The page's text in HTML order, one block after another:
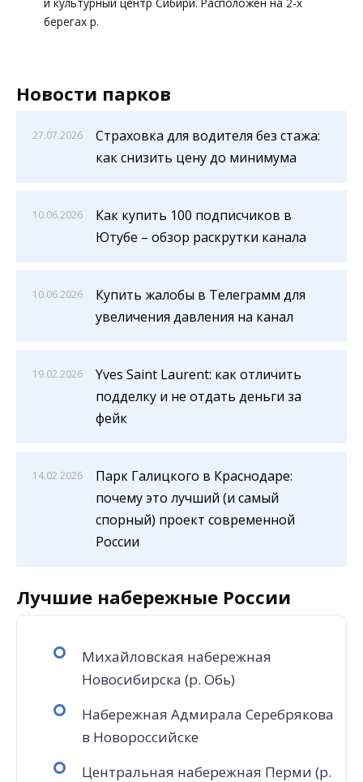
берегах р.
Новости парков
27.07.2026
Страховка для водителя без стажа:
как снизить цену до минимума
10.06.2026
Как купить 100 подписчиков в
Ютубе – обзор раскрутки канала
10.06.2026
Купить жалобы в Телеграмм для
увеличения давления на канал
19.02.2026
Yves Saint Laurent: как отличить
подделку и не отдать деньги за
фейк
14.02.2026
Парк Галицкого в Краснодаре:
почему это лучший (и самый
спорный) проект современной
России
Лучшие набережные России
Михайловская набережная
Новосибирска (р. Обь)
Набережная Адмирала Серебрякова
в Новороссийске
Центральная набережная Перми (р.